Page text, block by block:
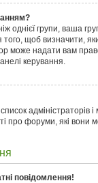
однієї групи, ваша
щоб визначити,
може надати вам
керування.
адміністраторів
про форуми, які вони
повідомлення!